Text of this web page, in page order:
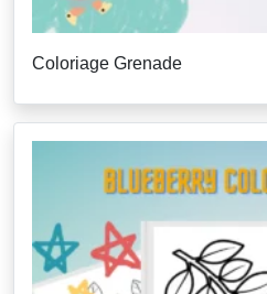
Coloriage Grenade